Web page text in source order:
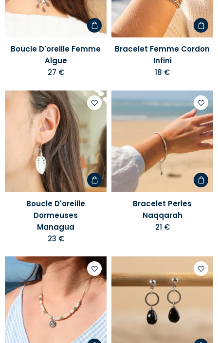
d'envies
Boucle D'oreille Femme
Algue
27 €
Bracelet Femme Cordon
Infini
18 €
Ajouter
votre
liste
d'envies
Boucle D'oreille
Dormeuses
Managua
23 €
à
votre
liste
Bracelet Perles
Naqqarah
21 €
Ajouter
à
votre
liste
d'envies